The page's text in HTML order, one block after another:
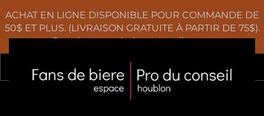
ACHAT EN LIGNE DISPONIBLE POUR COMMANDE DE
50$ ET PLUS. (LIVRAISON GRATUITE À PARTIR DE 75$).
Certaines restrictions s'appliquent
0